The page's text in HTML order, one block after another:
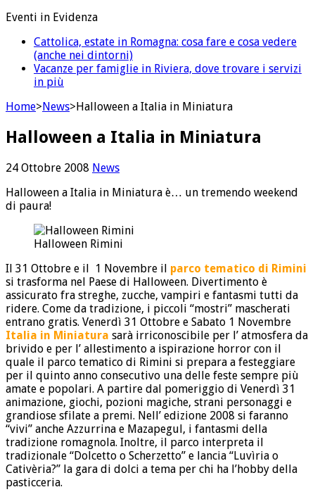
Eventi in Evidenza
Cattolica, estate in Romagna: cosa fare e cosa vedere
(anche nei dintorni)
Vacanze per famiglie in Riviera, dove trovare i servizi
in più
Home>News>Halloween a Italia in Miniatura
Halloween a Italia in Miniatura
24 Ottobre 2008 News
Halloween a Italia in Miniatura è… un tremendo weekend
di paura!
Halloween Rimini
Il 31 Ottobre e il 1 Novembre il parco tematico di Rimini
si trasforma nel Paese di Halloween. Divertimento è
assicurato fra streghe, zucche, vampiri e fantasmi tutti da
ridere. Come da tradizione, i piccoli “mostri” mascherati
entrano gratis. Venerdì 31 Ottobre e Sabato 1 Novembre
Italia in Miniatura sarà irriconoscibile per l’ atmosfera da
brivido e per l’ allestimento a ispirazione horror con il
quale il parco tematico di Rimini si prepara a festeggiare
per il quinto anno consecutivo una delle feste sempre più
amate e popolari. A partire dal pomeriggio di Venerdì 31
animazione, giochi, pozioni magiche, strani personaggi e
grandiose sfilate a premi. Nell’ edizione 2008 si faranno
“vivi” anche Azzurrina e Mazapegul, i fantasmi della
tradizione romagnola. Inoltre, il parco interpreta il
tradizionale “Dolcetto o Scherzetto” e lancia “Luvìria o
Cativèria?” la gara di dolci a tema per chi ha l’hobby della
pasticceria.